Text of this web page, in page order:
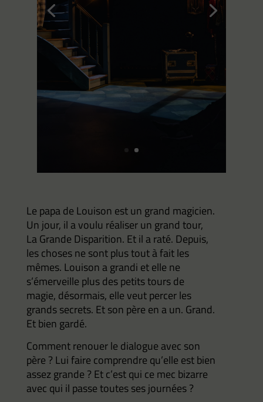
Le papa de Louison est un grand magicien.
Un jour, il a voulu réaliser un grand tour,
La Grande Disparition. Et il a raté. Depuis,
les choses ne sont plus tout à fait les
mêmes. Louison a grandi et elle ne
s’émerveille plus des petits tours de
magie, désormais, elle veut percer les
grands secrets. Et son père en a un. Grand.
Et bien gardé.
Comment renouer le dialogue avec son
père ? Lui faire comprendre qu’elle est bien
assez grande ? Et c’est qui ce mec bizarre
avec qui il passe toutes ses journées ?